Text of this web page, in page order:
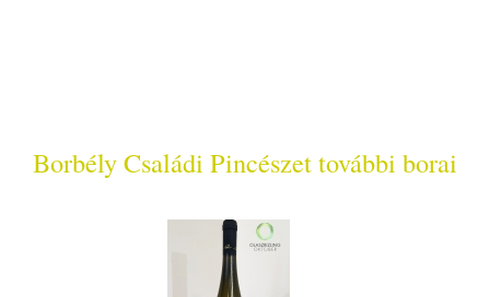
Borbély Családi Pincészet további borai